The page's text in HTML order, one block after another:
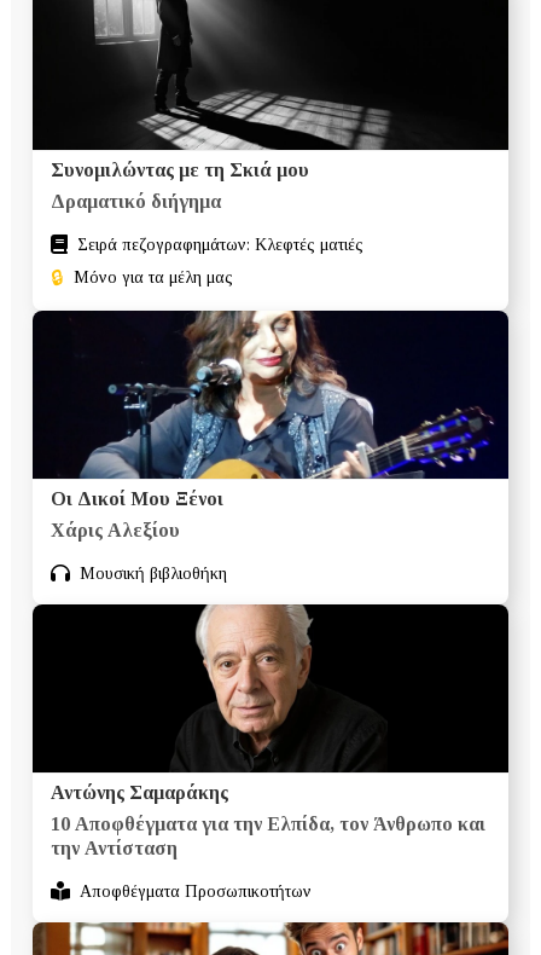
Συνομιλώντας με τη Σκιά μου
Δραματικό διήγημα
Σειρά πεζογραφημάτων: Κλεφτές ματιές
🔒 Μόνο για τα μέλη μας
Οι Δικοί Μου Ξένοι
Χάρις Αλεξίου
Μουσική βιβλιοθήκη
Αντώνης Σαμαράκης
10 Αποφθέγματα για την Ελπίδα, τον Άνθρωπο και
την Αντίσταση
Αποφθέγματα Προσωπικοτήτων